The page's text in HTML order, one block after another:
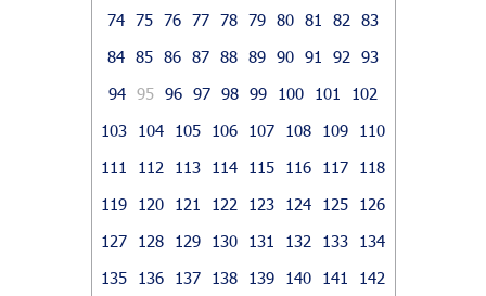
74 75 76 77 78 79 80 81 82
83
84 85 86 87 88 89 90 91 92
93
94 95 96 97 98 99 100 101
102
103
104 105 106 107 108 109
110
111
112 113 114 115 116 117
118
119
120 121 122 123 124 125
126
127
128 129 130 131 132 133
134
135
136 137 138 139 140 141
142